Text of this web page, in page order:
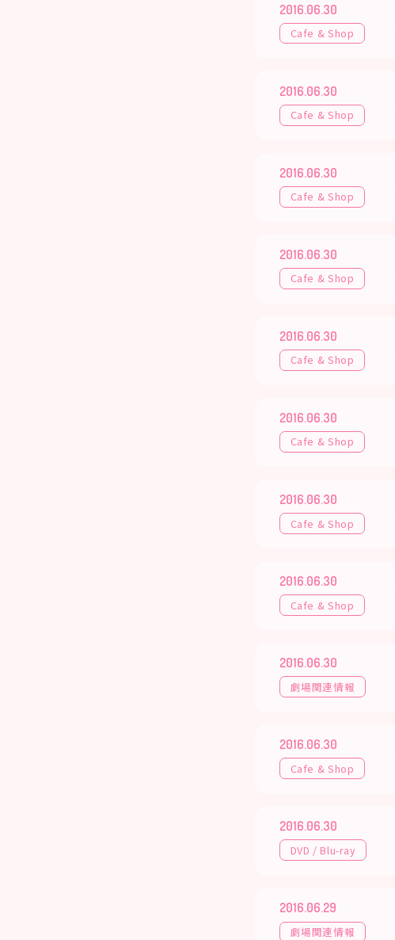
2016.06.30
Cafe & Shop
2016.06.30
Cafe & Shop
2016.06.30
Cafe & Shop
2016.06.30
Cafe & Shop
2016.06.30
Cafe & Shop
2016.06.30
Cafe & Shop
2016.06.30
Cafe & Shop
2016.06.30
Cafe & Shop
2016.06.30
劇場関連情報
2016.06.30
Cafe & Shop
2016.06.30
DVD / Blu-ray
2016.06.29
劇場関連情報